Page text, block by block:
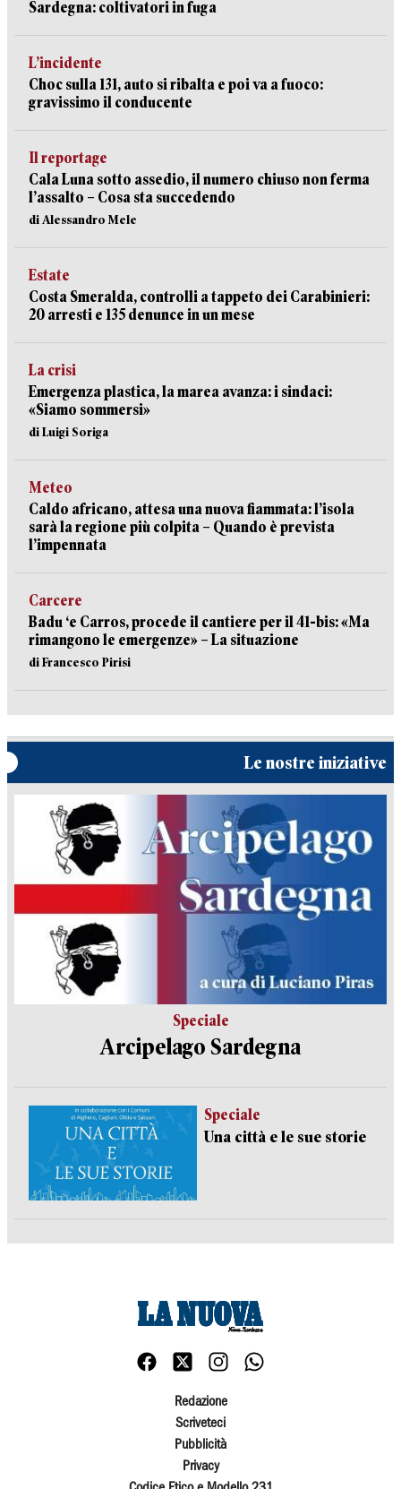
Sardegna: coltivatori in fuga
L’incidente
Choc sulla 131, auto si ribalta e poi va a fuoco:
gravissimo il conducente
Il reportage
Cala Luna sotto assedio, il numero chiuso non ferma
l’assalto – Cosa sta succedendo
di Alessandro Mele
Estate
Costa Smeralda, controlli a tappeto dei Carabinieri:
20 arresti e 135 denunce in un mese
La crisi
Emergenza plastica, la marea avanza: i sindaci:
«Siamo sommersi»
di Luigi Soriga
Meteo
Caldo africano, attesa una nuova fiammata: l’isola
sarà la regione più colpita – Quando è prevista
l’impennata
Carcere
Badu ‘e Carros, procede il cantiere per il 41-bis: «Ma
rimangono le emergenze» – La situazione
di Francesco Pirisi
Le nostre iniziative
Speciale
Arcipelago Sardegna
Speciale
Una città e le sue storie
Redazione
Scriveteci
Pubblicità
Privacy